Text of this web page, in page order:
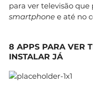
para ver televisão
smartphone e até no
8 APPS PARA VER
INSTALAR JÁ